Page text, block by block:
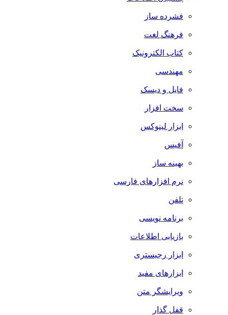
فشرده ساز
فرهنگ لغت
کتاب الکترونیک
مهندسی
فایل و دیسک
سخت افزار
ابزار لینوکس
آفیس
بهینه ساز
نرم افزارهای فارسی
تلفن
برنامه نویسی
بازیابی اطلاعات
ابزار رجیستری
ابزارهای مفید
ویرایشگر متن
قفل گذار